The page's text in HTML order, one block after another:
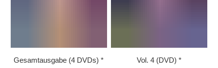
Gesamtausgabe (4 DVDs) Vol. 4 (DVD)